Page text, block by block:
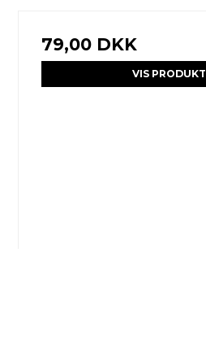
79,00 DKK
VIS PRODUKT